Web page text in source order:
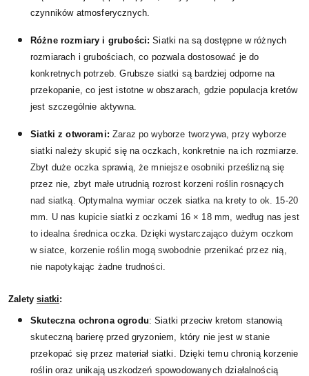
czynników atmosferycznych.
Różne rozmiary i grubości: Siatki na są dostępne w różnych
rozmiarach i grubościach, co pozwala dostosować je do
konkretnych potrzeb. Grubsze siatki są bardziej odporne na
przekopanie, co jest istotne w obszarach, gdzie populacja kretów
jest szczególnie aktywna.
Siatki z otworami:Zaraz po wyborze tworzywa, przy wyborze
siatki należy skupić się na oczkach, konkretnie na ich rozmiarze.
Zbyt duże oczka sprawią, że mniejsze osobniki prześlizną się
przez nie, zbyt małe utrudnią rozrost korzeni roślin rosnących
nad siatką. Optymalna wymiar oczek siatka na krety to ok. 15-20
mm. U nas kupicie siatki z oczkami 16 × 18 mm, według nas jest
to idealna średnica oczka. Dzięki wystarczająco dużym oczkom
w siatce, korzenie roślin mogą swobodnie przenikać przez nią,
nie napotykając żadne trudności.
Zalety siatki:
Skuteczna ochrona ogrodu: Siatki przeciw kretom stanowią
skuteczną barierę przed gryzoniem, który nie jest w stanie
przekopać się przez materiał siatki. Dzięki temu chronią korzenie
roślin oraz unikają uszkodzeń spowodowanych działalnością